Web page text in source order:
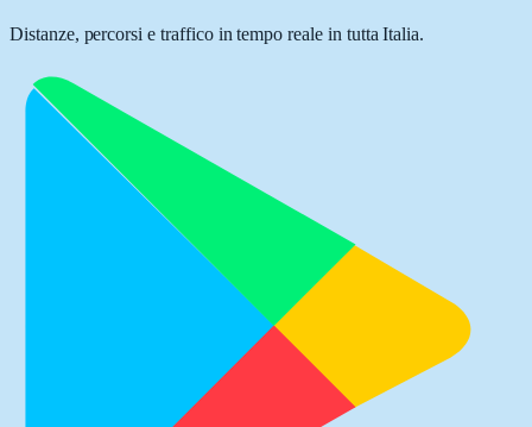
Distanze, percorsi e traffico in tempo reale in tutta Italia.